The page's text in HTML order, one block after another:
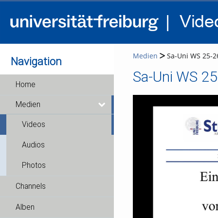
Navigation
Home
Medien
Videos
Audios
Photos
Channels
Alben
Medien Sa-Uni WS 25-
Sa-Uni WS